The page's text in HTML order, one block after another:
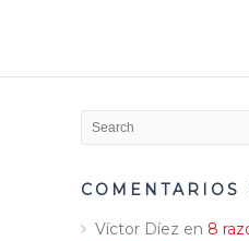
COMENTARIOS
Víctor Díez en 8